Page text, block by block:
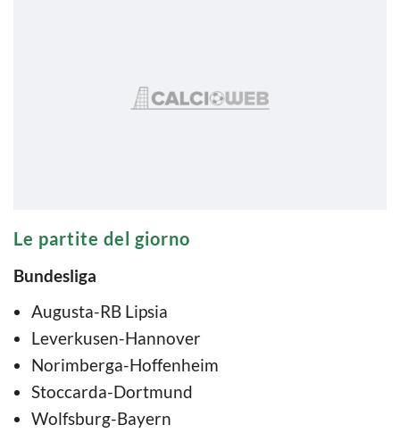
Le partite del giorno
Bundesliga
Augusta-RB Lipsia
Leverkusen-Hannover
Norimberga-Hoffenheim
Stoccarda-Dortmund
Wolfsburg-Bayern